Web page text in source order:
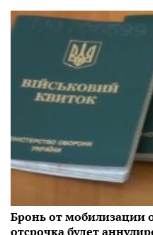
Бронь от мобилизации
отсрочка будет